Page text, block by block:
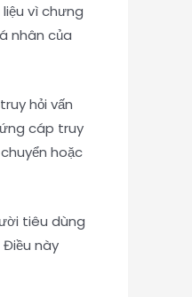
vì chưng
nhân của
hỏi vấn
cáp truy
hoặc
tiêu dùng
này